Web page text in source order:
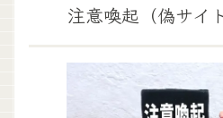
注意喚起（偽サイ